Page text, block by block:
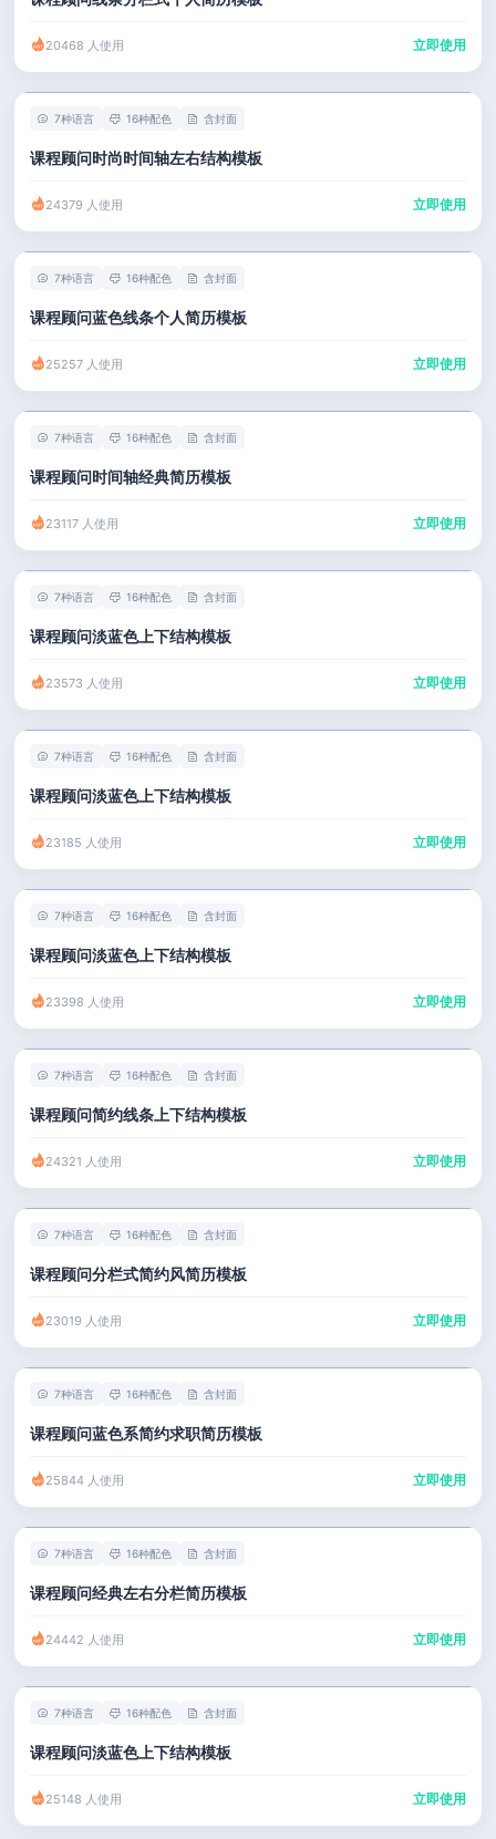
20468 人使用 立即使用
7种语言 16种配色 含封面
课程顾问时尚时间轴左右结构模板
24379 人使用 立即使用
7种语言 16种配色 含封面
课程顾问蓝色线条个人简历模板
25257 人使用 立即使用
7种语言 16种配色 含封面
课程顾问时间轴经典简历模板
23117 人使用 立即使用
7种语言 16种配色 含封面
课程顾问淡蓝色上下结构模板
23573 人使用 立即使用
7种语言 16种配色 含封面
课程顾问淡蓝色上下结构模板
23185 人使用 立即使用
7种语言 16种配色 含封面
课程顾问淡蓝色上下结构模板
23398 人使用 立即使用
7种语言 16种配色 含封面
课程顾问简约线条上下结构模板
24321 人使用 立即使用
7种语言 16种配色 含封面
课程顾问分栏式简约风简历模板
23019 人使用 立即使用
7种语言 16种配色 含封面
课程顾问蓝色系简约求职简历模板
25844 人使用 立即使用
7种语言 16种配色 含封面
课程顾问经典左右分栏简历模板
24442 人使用 立即使用
7种语言 16种配色 含封面
课程顾问淡蓝色上下结构模板
25148 人使用 立即使用